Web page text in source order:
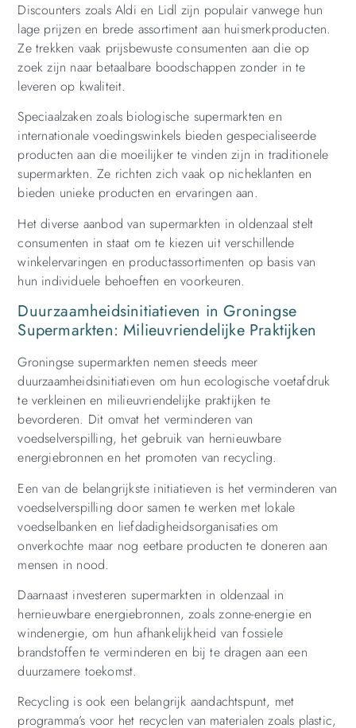
Discounters zoals Aldi en Lidl zijn populair vanwege hun
lage prijzen en brede assortiment aan huismerkproducten.
Ze trekken vaak prijsbewuste consumenten aan die op
zoek zijn naar betaalbare boodschappen zonder in te
leveren op kwaliteit.
Speciaalzaken zoals biologische supermarkten en
internationale voedingswinkels bieden gespecialiseerde
producten aan die moeilijker te vinden zijn in traditionele
supermarkten. Ze richten zich vaak op nicheklanten en
bieden unieke producten en ervaringen aan.
Het diverse aanbod van supermarkten in oldenzaal stelt
consumenten in staat om te kiezen uit verschillende
winkelervaringen en productassortimenten op basis van
hun individuele behoeften en voorkeuren.
Duurzaamheidsinitiatieven in Groningse
Supermarkten: Milieuvriendelijke Praktijken
Groningse supermarkten nemen steeds meer
duurzaamheidsinitiatieven om hun ecologische voetafdruk
te verkleinen en milieuvriendelijke praktijken te
bevorderen. Dit omvat het verminderen van
voedselverspilling, het gebruik van hernieuwbare
energiebronnen en het promoten van recycling.
Een van de belangrijkste initiatieven is het verminderen van
voedselverspilling door samen te werken met lokale
voedselbanken en liefdadigheidsorganisaties om
onverkochte maar nog eetbare producten te doneren aan
mensen in nood.
Daarnaast investeren supermarkten in oldenzaal in
hernieuwbare energiebronnen, zoals zonne-energie en
windenergie, om hun afhankelijkheid van fossiele
brandstoffen te verminderen en bij te dragen aan een
duurzamere toekomst.
Recycling is ook een belangrijk aandachtspunt, met
programma’s voor het recyclen van materialen zoals plastic,